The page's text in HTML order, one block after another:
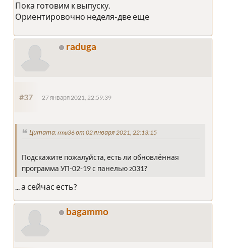
Пока готовим к выпуску.
Ориентировочно неделя-две еще
raduga
#37 27 января 2021, 22:59:39
Цитата: rrnu36 от 02 января 2021, 22:13:15
Подскажите пожалуйста, есть ли обновлённая
программа УП-02-19 с панелью z031?
... а сейчас есть?
bagammo